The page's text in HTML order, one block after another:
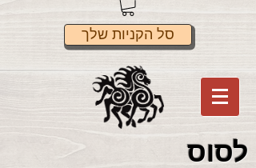
סל הקניות שלך
לסוס